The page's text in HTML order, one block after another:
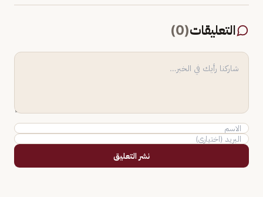
التعليقات(
0
)
نشر التعليق